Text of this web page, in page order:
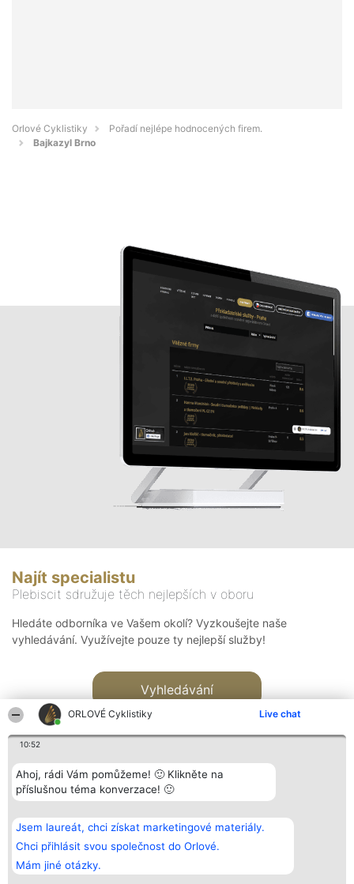
ORLOVÉ Cyklistiky Live chat
10:52
Ahoj, rádi Vám pomůžeme! 🙂 Klikněte na
příslušnou téma konverzace! 🙂
Jsem laureát, chci získat marketingové materiály.
Chci přihlásit svou společnost do Orlové.
Mám jiné otázky.
Orlové Cyklistiky
Pořadí nejlépe hodnocených firem.
Bajkazyl Brno
Najít specialistu
Plebiscit sdružuje těch nejlepších v oboru
Hledáte odborníka ve Vašem okolí? Vyzkoušejte naše
vyhledávání. Využívejte pouze ty nejlepší služby!
Vyhledávání
Bright Side Solutions sp. z o.
o. sp. k.
ul. Ruska 22
Wrocław 50-079
KRS 0000749100 | Regon
381313360 | NIP 8943132676
Vítězové
Seznam všech
laureátů
Zásady
Zásady
Kontakt